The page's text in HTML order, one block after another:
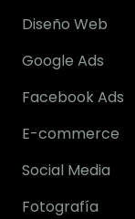
Diseño Web
Google Ads
Facebook Ads
E-commerce
Social Media
Fotografía